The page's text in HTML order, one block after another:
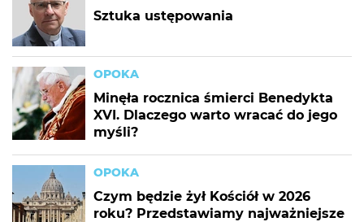
Sztuka ustępowania
OPOKA
Minęła rocznica śmierci Benedykta
XVI. Dlaczego warto wracać do jego
myśli?
OPOKA
Czym będzie żył Kościół w 2026
roku? Przedstawiamy najważniejsze